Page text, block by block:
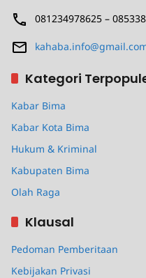
081234978625 –
Kategori
Kabar Bima
Kabar Kota Bima
Hukum & Kriminal
Kabupaten Bima
Olah Raga
Klausal
Pedoman Pemberitaan
Kebijakan Privasi